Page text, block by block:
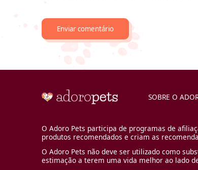
SOBRE O
O Adoro Pets participa de programas de
produtos recomendados e criam as
O Adoro Pets não deve ser utilizado como
estimação a terem uma vida melhor ao lado